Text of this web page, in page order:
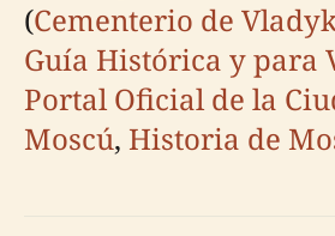
(Cementerio de
Guía Histórica y para
Portal Oficial de la
Moscú, Historia de